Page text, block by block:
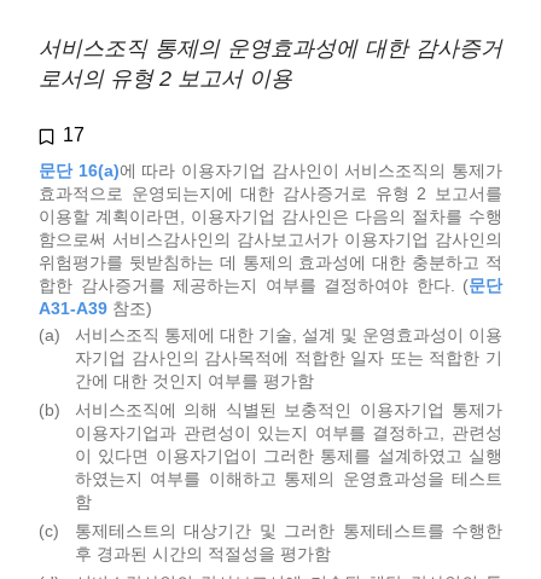
서비스조직 통제의 운영효과성에 대한 감사증거
로서의 유형 2 보고서 이용
17
문단 16(a)에 따라 이용자기업 감사인이 서비스조직의 통제가
효과적으로 운영되는지에 대한 감사증거로 유형 2 보고서를
이용할 계획이라면, 이용자기업 감사인은 다음의 절차를 수행
함으로써 서비스감사인의 감사보고서가 이용자기업 감사인의
위험평가를 뒷받침하는 데 통제의 효과성에 대한 충분하고 적
합한 감사증거를 제공하는지 여부를 결정하여야 한다. (문단
A31-A39 참조)
(a)
서비스조직 통제에 대한 기술, 설계 및 운영효과성이 이용
자기업 감사인의 감사목적에 적합한 일자 또는 적합한 기
간에 대한 것인지 여부를 평가함
(b)
서비스조직에 의해 식별된 보충적인 이용자기업 통제가
이용자기업과 관련성이 있는지 여부를 결정하고, 관련성
이 있다면 이용자기업이 그러한 통제를 설계하였고 실행
하였는지 여부를 이해하고 통제의 운영효과성을 테스트
함
(c)
통제테스트의 대상기간 및 그러한 통제테스트를 수행한
후 경과된 시간의 적절성을 평가함